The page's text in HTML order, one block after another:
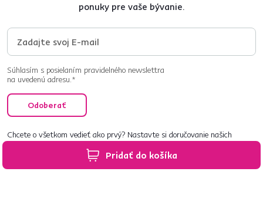
Pridať do košíka
ponuky pre vaše bývanie.
Súhlasím s posielaním pravidelného newslettra
na uvedenú adresu.*
Odoberať
Chcete o všetkom vedieť ako prvý? Nastavte si doručovanie našich
e‑mailov tak, aby vám nič neušlo.